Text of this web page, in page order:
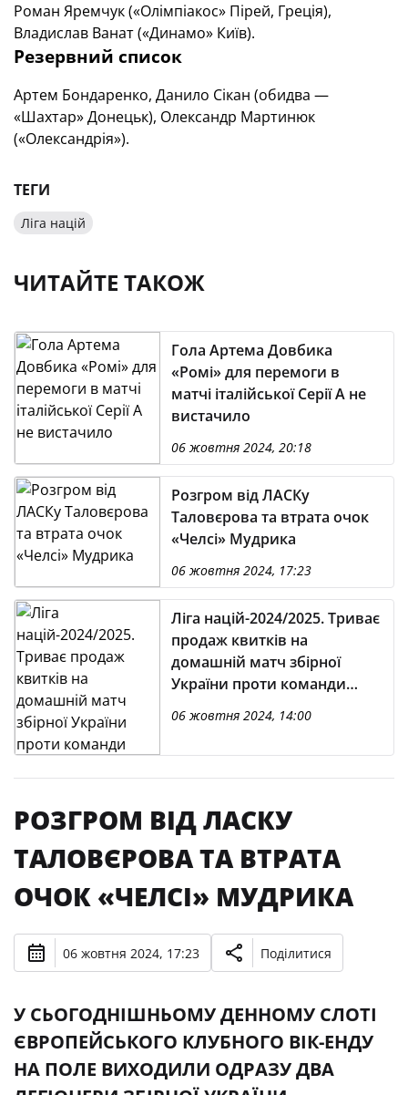
Роман Яремчук («Олімпіакос» Пірей, Греція),
Владислав Ванат («Динамо» Київ).
Резервний список
Артем Бондаренко, Данило Сікан (обидва —
«Шахтар» Донецьк), Олександр Мартинюк
(«Олександрія»).
ТЕГИ
Ліга націй
ЧИТАЙТЕ ТАКОЖ
Гола Артема Довбика
«Ромі» для перемоги в
матчі італійської Серії А не
вистачило
06 жовтня 2024, 20:18
Розгром від ЛАСКу
Таловєрова та втрата очок
«Челсі» Мудрика
06 жовтня 2024, 17:23
Ліга націй-2024/2025. Триває
продаж квитків на
домашній матч збірної
України проти команди
06 жовтня 2024, 14:00
РОЗГРОМ ВІД ЛАСКУ
ТАЛОВЄРОВА ТА ВТРАТА
ОЧОК «ЧЕЛСІ» МУДРИКА
06 жовтня 2024, 17:23 Поділитися
У СЬОГОДНІШНЬОМУ ДЕННОМУ СЛОТІ
ЄВРОПЕЙСЬКОГО КЛУБНОГО ВІК-ЕНДУ
НА ПОЛЕ ВИХОДИЛИ ОДРАЗУ ДВА